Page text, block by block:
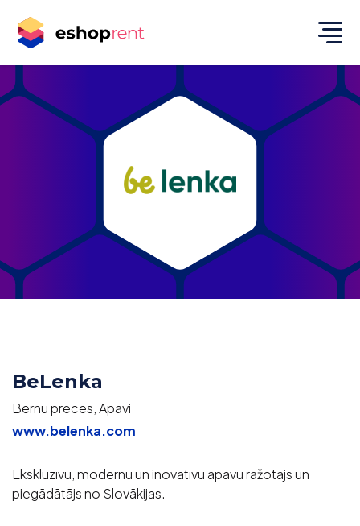
BeLenka
Bērnu preces, Apavi
www.belenka.com
Ekskluzīvu, modernu un inovatīvu apavu ražotājs un
piegādātājs no Slovākijas.